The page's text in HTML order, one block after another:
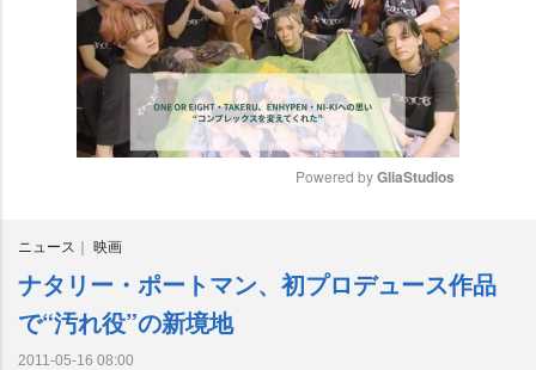
e
Powered by GliaStudios
ニュース 映画
ナタリー・ポートマン、初プロデュース作品
で“汚れ役”の新境地
2011-05-16 08:00